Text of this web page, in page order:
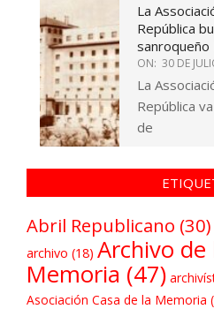
La
República
sanroqueño
ON: 30 DE
La
República
de
Abril Republicano (30)
archivo (18) Archivo de
Memoria (47)
Asociación Casa de la Memoria